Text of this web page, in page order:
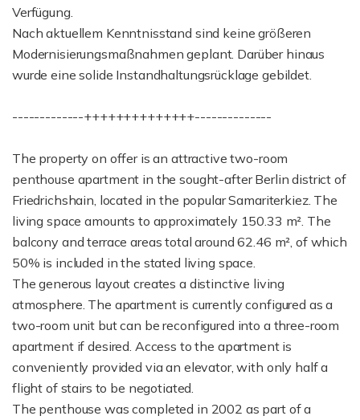
Verfügung.
Nach aktuellem Kenntnisstand sind keine größeren
Modernisierungsmaßnahmen geplant. Darüber hinaus
wurde eine solide Instandhaltungsrücklage gebildet.
-------------++++++++++++++--------------
The property on offer is an attractive two-room
penthouse apartment in the sought-after Berlin district of
Friedrichshain, located in the popular Samariterkiez. The
living space amounts to approximately 150.33 m². The
balcony and terrace areas total around 62.46 m², of which
50% is included in the stated living space.
The generous layout creates a distinctive living
atmosphere. The apartment is currently configured as a
two-room unit but can be reconfigured into a three-room
apartment if desired. Access to the apartment is
conveniently provided via an elevator, with only half a
flight of stairs to be negotiated.
The penthouse was completed in 2002 as part of a